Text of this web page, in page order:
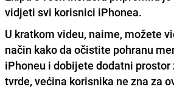
vidjeti svi korisnici iPhonea.
U kratkom videu, naime, možete
način kako da očistite pohranu
iPhoneu i dobijete dodatni prostor
tvrde, većina korisnika ne zna za